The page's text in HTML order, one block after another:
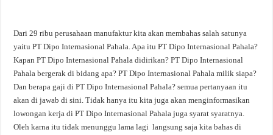
Dari 29 ribu perusahaan manufaktur kita akan membahas salah satunya
yaitu PT Dipo Internasional Pahala. Apa itu PT Dipo Internasional Pahala?
Kapan PT Dipo Internasional Pahala didirikan? PT Dipo Internasional
Pahala bergerak di bidang apa? PT Dipo Internasional Pahala milik siapa?
Dan berapa gaji di PT Dipo Internasional Pahala? semua pertanyaan itu
akan di jawab di sini. Tidak hanya itu kita juga akan menginformasikan
lowongan kerja di PT Dipo Internasional Pahala juga syarat syaratnya.
Oleh karna itu tidak menunggu lama lagi langsung saja kita bahas di